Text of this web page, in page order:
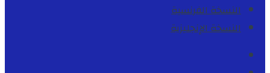
النسخة الفرنسية
النسخة الإنجليزية